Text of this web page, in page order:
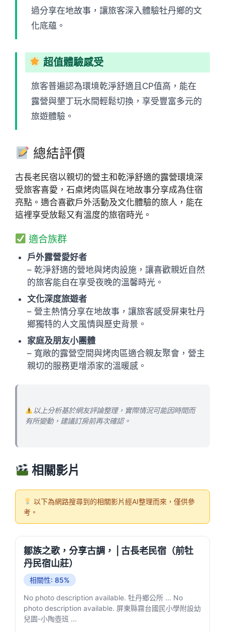
過分享在地故事，讓旅客深入體驗牡丹鄉的文
化底蘊。
超值體驗感受
旅客普遍認為環境乾淨舒適且CP值高，能在
露營與墾丁玩水間輕鬆切換，享受豐富多元的
旅遊體驗。
總結評價
古長老民宿以親切的營主和乾淨舒適的露營環境深
受旅客喜愛，石桌烤肉區與在地故事分享成為住宿
亮點。適合喜歡戶外活動及文化體驗的旅人，能在
這裡享受放鬆又有溫度的旅宿時光。
適合族群
戶外露營愛好者
– 乾淨舒適的營地與烤肉設施，讓喜歡親近自然
的旅客能自在享受夜晚的溫馨時光。
文化深度旅遊者
– 營主熱情分享在地故事，讓旅客感受屏東牡丹
鄉獨特的人文風情與歷史背景。
家庭及朋友小團體
– 寬敞的露營空間與烤肉區適合親友聚會，營主
親切的服務更增添家的溫暖感。
以上分析基於網友評論整理，實際情況可能因時間而
有所變動，建議訂房前再次確認。
相關影片
以下為網路搜尋到的相關影片經AI整理而來，僅供參
考。
鄒族之歌，分享古調， | 古長老民宿（前牡
丹民宿山莊）
相關性: 85%
No photo description available. 牡丹鄉公所 ... No
photo description available. 屏東縣霧台國民小學附設幼
兒園-小陶壺班 ...